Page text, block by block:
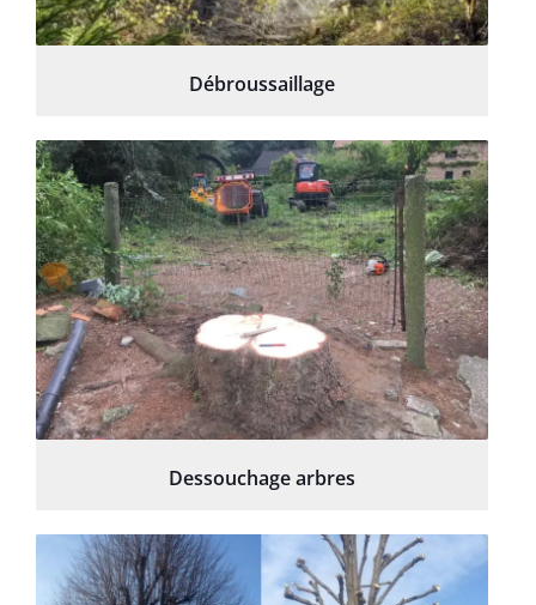
Débroussaillage
Dessouchage arbres